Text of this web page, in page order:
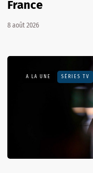
France
8 août 2026
A LA UNE SÉRIES TV